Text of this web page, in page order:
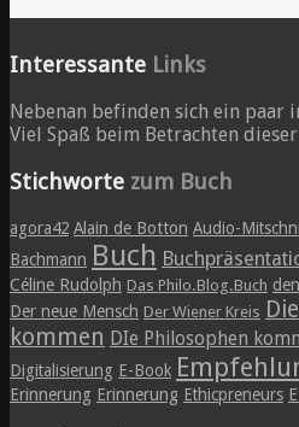
Interessante Links
Nebenan befinden sich ein paar
Viel Spaß beim Betrachten
Stichworte zum Buch
agora42 Alain de Botton Audio-
Bachmann Buch
Céline Rudolph Das Philo.Blog.Buch
Der neue Mensch Der Wiener Kreis
kommen DIe Philosophen
Digitalisierung E-Book
Erinnerung Erinnerung Ethicpreneurs